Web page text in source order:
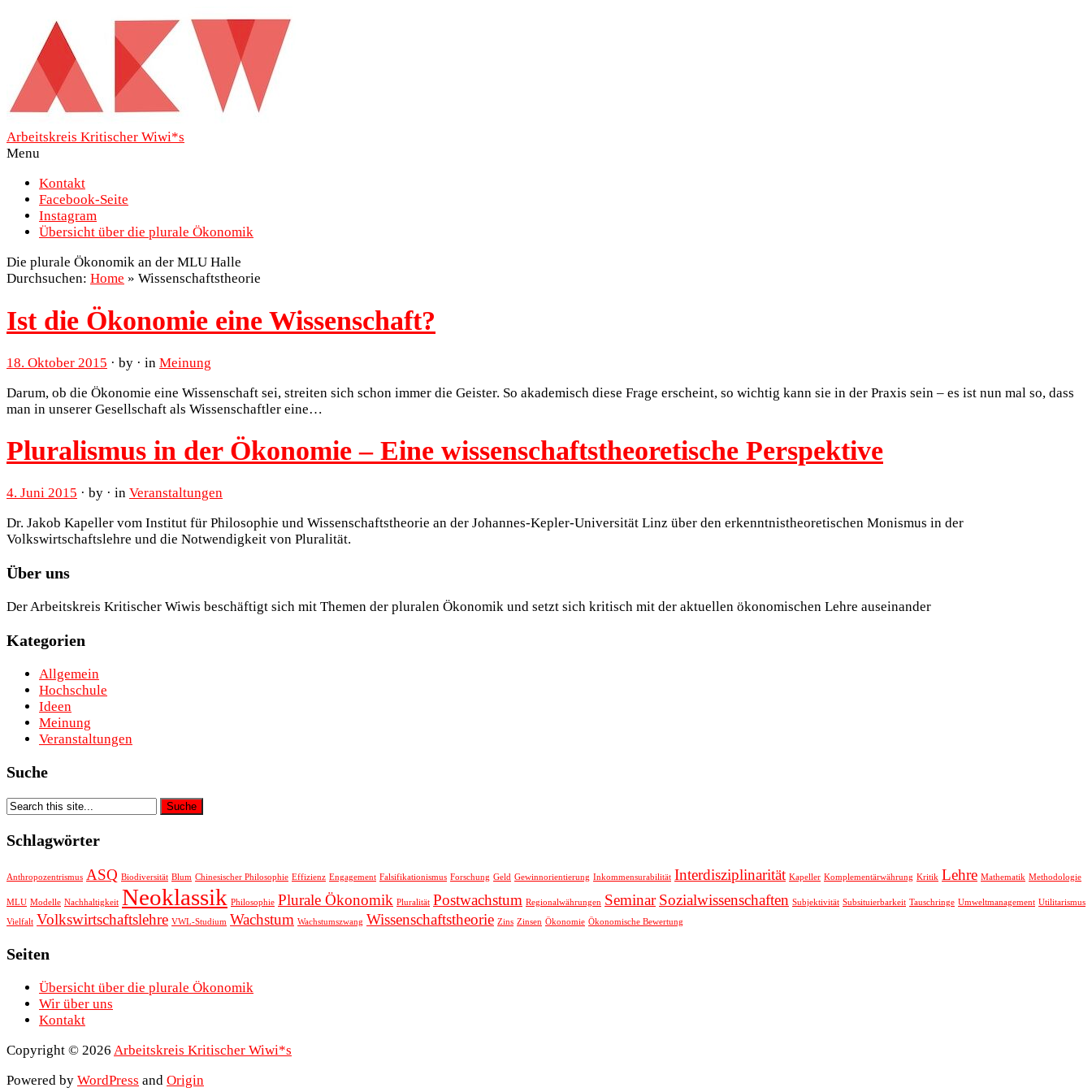
Arbeitskreis Kritischer Wiwi*s
Menu
Kontakt
Facebook-Seite
Instagram
Übersicht über die plurale Ökonomik
Die plurale Ökonomik an der MLU Halle
Durchsuchen: Home » Wissenschaftstheorie
Ist die Ökonomie eine Wissenschaft?
18. Oktober 2015 · by · in Meinung
Darum, ob die Ökonomie eine Wissenschaft sei, streiten sich schon immer die Geister. So akademisch diese Frage erscheint, so wichtig kann sie in der Praxis sein – es ist nun mal so, dass
man in unserer Gesellschaft als Wissenschaftler eine…
Pluralismus in der Ökonomie – Eine wissenschaftstheoretische Perspektive
4. Juni 2015 · by · in Veranstaltungen
Dr. Jakob Kapeller vom Institut für Philosophie und Wissenschaftstheorie an der Johannes-Kepler-Universität Linz über den erkenntnistheoretischen Monismus in der
Volkswirtschaftslehre und die Notwendigkeit von Pluralität.
Über uns
Der Arbeitskreis Kritischer Wiwis beschäftigt sich mit Themen der pluralen Ökonomik und setzt sich kritisch mit der aktuellen ökonomischen Lehre auseinander
Kategorien
Allgemein
Hochschule
Ideen
Meinung
Veranstaltungen
Suche
Schlagwörter
Anthropozentrismus ASQ Biodiversität Blum Chinesischer Philosophie Effizienz Engagement Falsifikationismus Forschung Geld Gewinnorientierung Inkommensurabilität Interdisziplinarität Kapeller Komplementärwährung Kritik Lehre Mathematik Methodologie
MLU Modelle Nachhaltigkeit Neoklassik Philosophie Plurale Ökonomik Pluralität Postwachstum Regionalwährungen Seminar Sozialwissenschaften Subjektivität Subsituierbarkeit Tauschringe Umweltmanagement Utilitarismus
Vielfalt Volkswirtschaftslehre VWL-Studium Wachstum Wachstumszwang Wissenschaftstheorie Zins Zinsen Ökonomie Ökonomische Bewertung
Seiten
Übersicht über die plurale Ökonomik
Wir über uns
Kontakt
Copyright © 2026 Arbeitskreis Kritischer Wiwi*s
Powered by WordPress and Origin